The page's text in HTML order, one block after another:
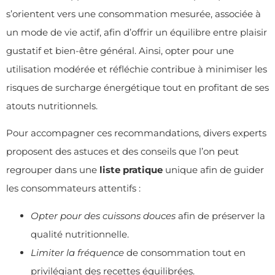
s’orientent vers une consommation mesurée, associée à
un mode de vie actif, afin d’offrir un équilibre entre plaisir
gustatif et bien-être général. Ainsi, opter pour une
utilisation modérée et réfléchie contribue à minimiser les
risques de surcharge énergétique tout en profitant de ses
atouts nutritionnels.
Pour accompagner ces recommandations, divers experts
proposent des astuces et des conseils que l’on peut
regrouper dans une liste pratique unique afin de guider
les consommateurs attentifs :
Opter pour des cuissons douces afin de préserver la
qualité nutritionnelle.
Limiter la fréquence de consommation tout en
privilégiant des recettes équilibrées.